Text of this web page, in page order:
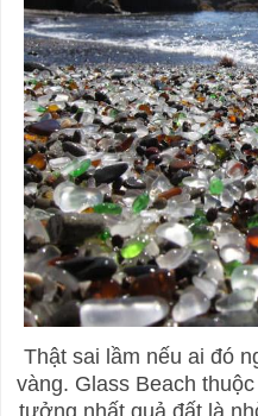
Thật sai lầm nếu ai đó
vàng. Glass Beach
tưởng nhất quả đất là